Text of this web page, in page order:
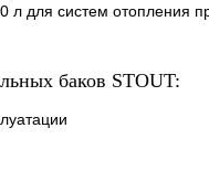
л для систем отопления
баков STOUT: